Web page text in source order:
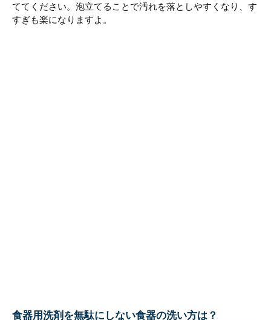
ててください。泡立てることで汚れを落としやすくなり、す
すぎも楽になりますよ。
食器用洗剤を無駄にしない食器の洗い方は？